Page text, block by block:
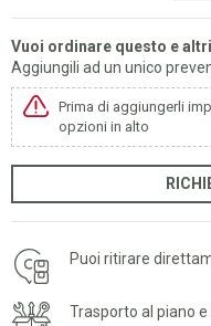
Vuoi ordinare questo e
Aggiungili ad un unico
Prima di aggiungerli
opzioni in alto
Puoi ritirare
Trasporto al piano